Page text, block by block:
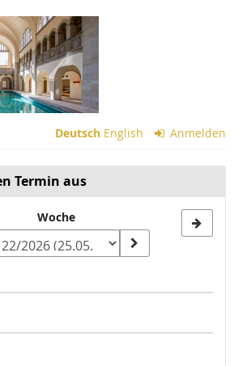
Deutsch English Anmelden
Termin aus
Woche